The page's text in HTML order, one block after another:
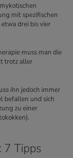
mit spezifischen
drei bis vier
muss man die
trotz aller
ihn jedoch immer
befallen und sich
zu einer
7 Tipps